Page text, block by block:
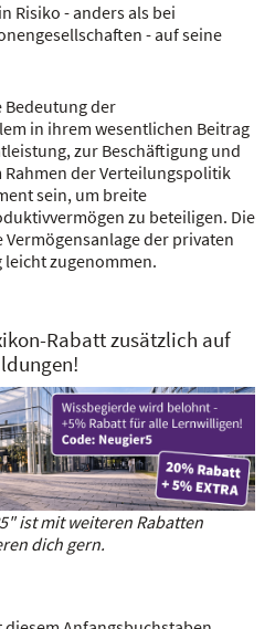
Risiko - anders als bei
- auf seine
der
in ihrem wesentlichen Beitrag
zur Beschäftigung und
der Verteilungspolitik
sein, um breite
zu beteiligen. Die
der privaten
zugenommen.
Rabatt zusätzlich auf
ist mit weiteren Rabatten
dich gern.